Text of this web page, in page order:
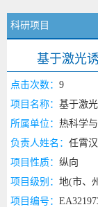
科研项目
基于激光
点击次数： 9
项目名称： 基于激
所属单位： 热科学
负责人姓名： 任霄汉
项目性质： 纵向
项目级别： 地(市、
项目编号：